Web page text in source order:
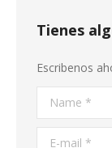
Tienes
Escribenos
Name *
E-mail *